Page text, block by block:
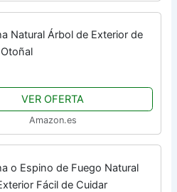
Natural Árbol de Exterior de
VER OFERTA
Amazon.es
o Espino de Fuego Natural
Fácil de Cuidar